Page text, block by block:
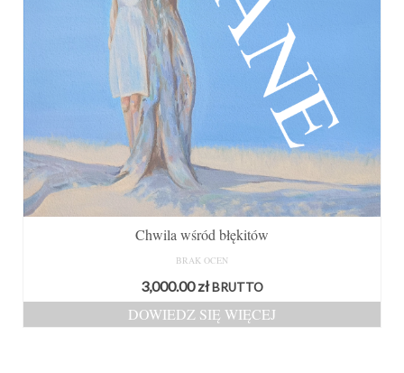
Chwila wśród błękitów
BRAK OCEN
3,000.00zł BRUTTO
DOWIEDZ SIĘ WIĘCEJ